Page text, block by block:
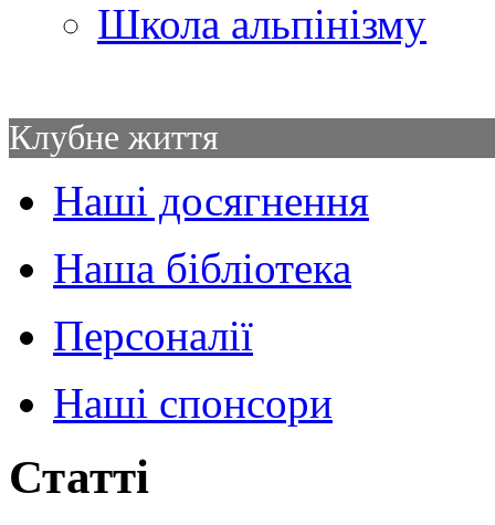
Школа альпінізму
Клубне життя
Наші досягнення
Наша бібліотека
Персоналії
Наші спонсори
Статті